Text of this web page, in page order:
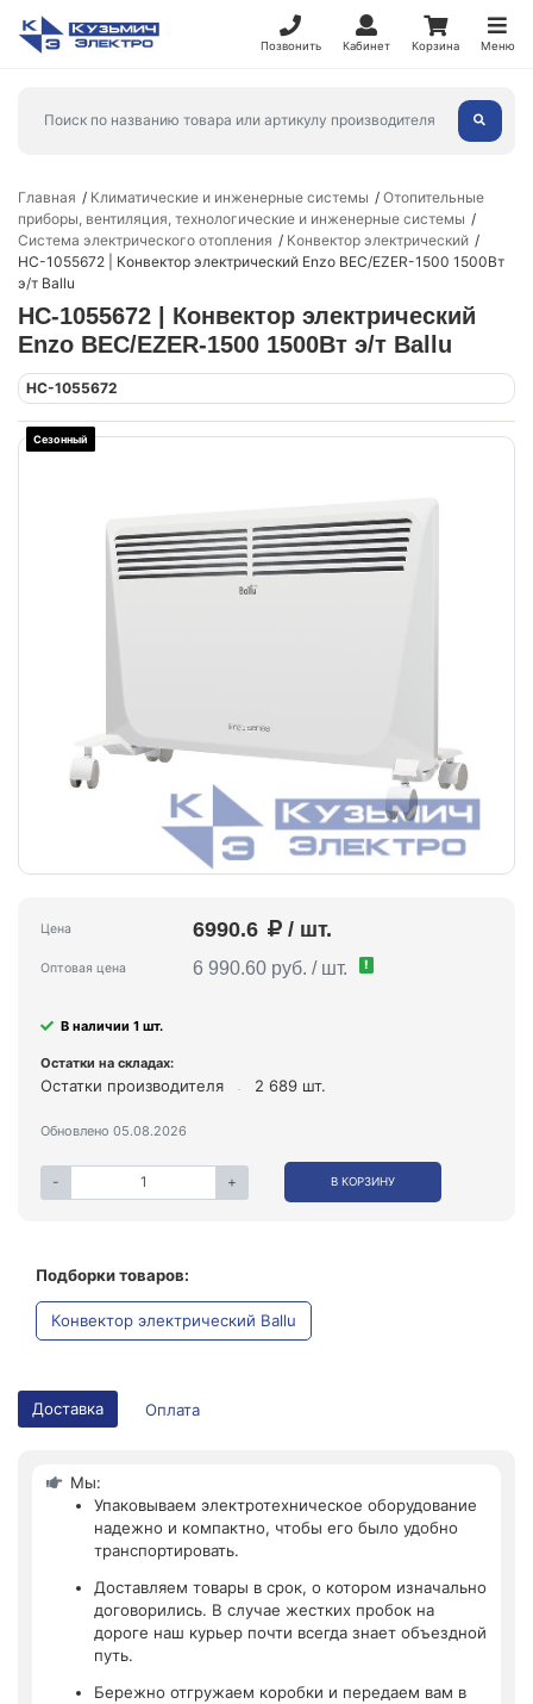
Позвонить Кабинет Корзина Меню
Главная Климатические и инженерные системы
Отопительные
приборы, вентиляция, технологические и инженерные системы
Система электрического отопления
Конвектор электрический
НС-1055672 | Конвектор электрический Enzo BEC/EZER-1500 1500Вт
э/т Ballu
НС-1055672 | Конвектор электрический
Enzo BEC/EZER-1500 1500Вт э/т Ballu
НС-1055672
Сезонный
Цена 6990.6 / шт.
Оптовая цена 6 990.60 руб. / шт. !
В наличии 1 шт.
Остатки на складах:
Остатки производителя 2 689 шт.
Обновлено 05.08.2026
- + В КОРЗИНУ
Подборки товаров:
Конвектор электрический Ballu
Доставка Оплата
Мы:
Упаковываем электротехническое оборудование
надежно и компактно, чтобы его было удобно
транспортировать.
Доставляем товары в срок, о котором изначально
договорились. В случае жестких пробок на
дороге наш курьер почти всегда знает объездной
путь.
Бережно отгружаем коробки и передаем вам в